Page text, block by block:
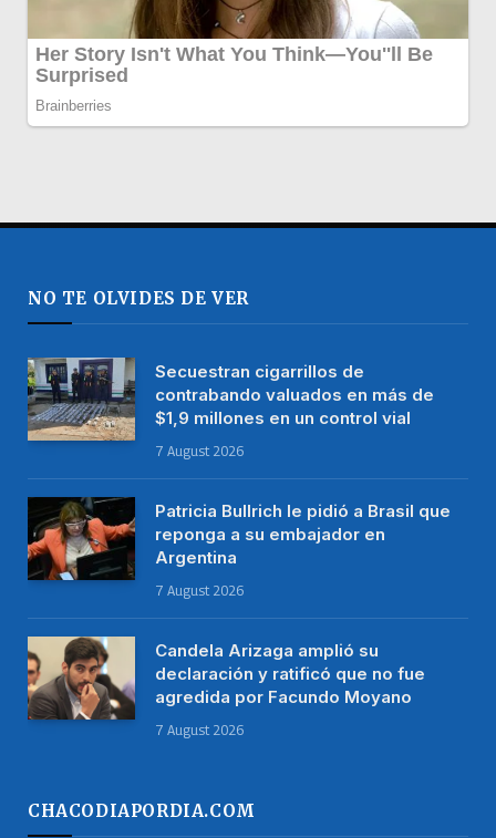
NO TE OLVIDES DE VER
Secuestran cigarrillos de
contrabando valuados en más de
$1,9 millones en un control vial
7 August 2026
Patricia Bullrich le pidió a Brasil que
reponga a su embajador en
Argentina
7 August 2026
Candela Arizaga amplió su
declaración y ratificó que no fue
agredida por Facundo Moyano
7 August 2026
CHACODIAPORDIA.COM